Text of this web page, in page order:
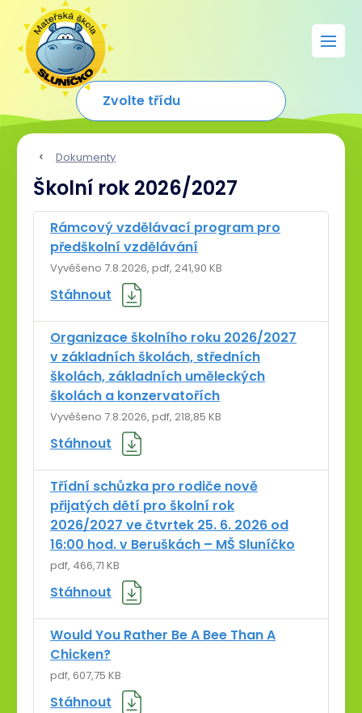
Dokumenty
Školní rok 2026/2027
Rámcový vzdělávací program pro
předškolní vzdělávání
Vyvěšeno 7.8.2026 pdf, 241,90 KB
Stáhnout
Organizace školního roku 2026/2027
v základních školách, středních
školách, základních uměleckých
školách a konzervatořích
Vyvěšeno 7.8.2026 pdf, 218,85 KB
Stáhnout
Třídní schůzka pro rodiče nově
přijatých dětí pro školní rok
2026/2027 ve čtvrtek 25. 6. 2026 od
16:00 hod. v Beruškách – MŠ Sluníčko
pdf, 466,71 KB
Stáhnout
Would You Rather Be A Bee Than A
Chicken?
pdf, 607,75 KB
Stáhnout
Aktuality
O školce
Akce
Jídelníček
Fotogalerie
Dokumenty
Zápis
Kontakt